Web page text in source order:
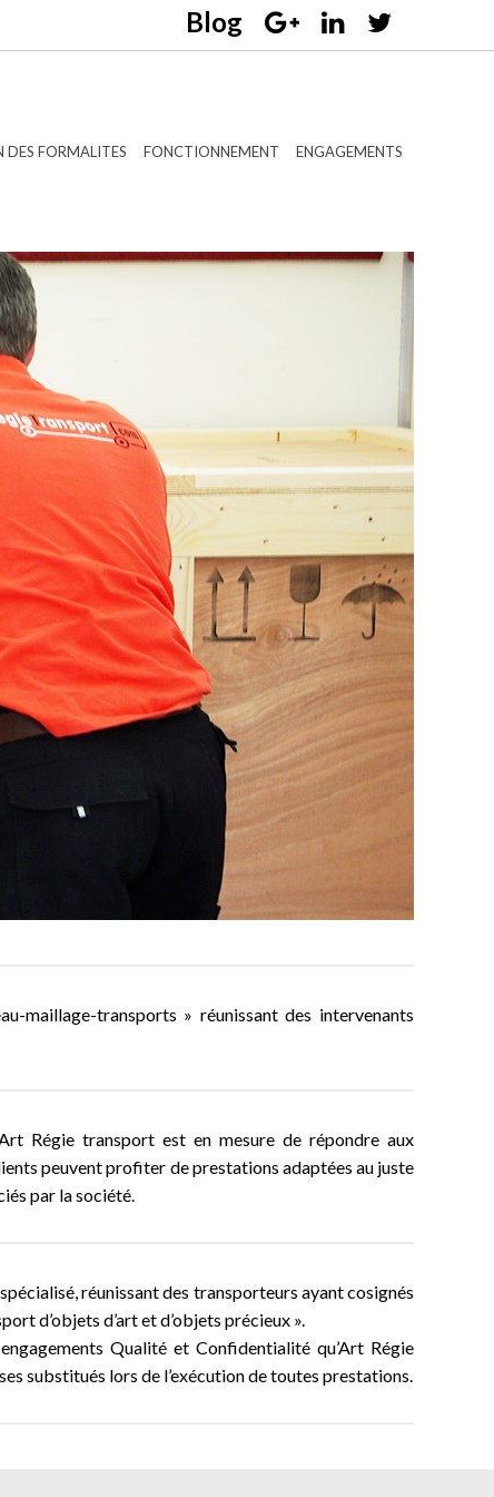
DES FORMALITES FONCTIONNEMENT ENGAGEMENTS
maillage-transports » réunissant des intervenants
Régie transport est en mesure de répondre aux
peuvent profiter de prestations adaptées au juste
par la société.
réunissant des transporteurs ayant cosignés
d’objets d’art et d’objets précieux ».
Qualité et Confidentialité qu’Art Régie
substitués lors de l’exécution de toutes prestations.